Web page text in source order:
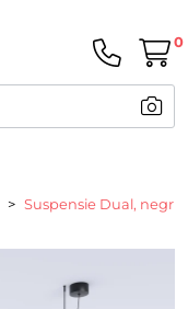
0
Suspensie Dual,